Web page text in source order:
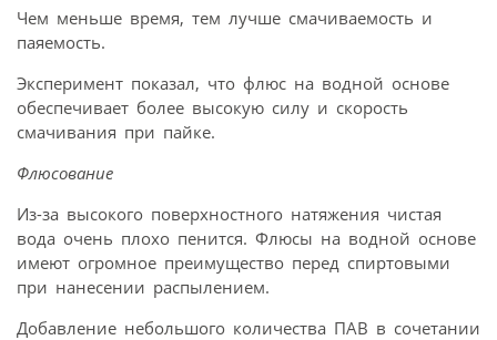
Чем меньше время, тем лучше смачиваемость и
паяемость.
Эксперимент показал, что флюс на водной основе
обеспечивает более высокую силу и скорость
смачивания при пайке.
Флюсование
Из-за высокого поверхностного натяжения чистая
вода очень плохо пенится. Флюсы на водной основе
имеют огромное преимущество перед спиртовыми
при нанесении распылением.
Добавление небольшого количества ПАВ в сочетании